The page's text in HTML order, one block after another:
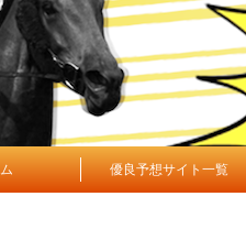
優良予想サイト一覧